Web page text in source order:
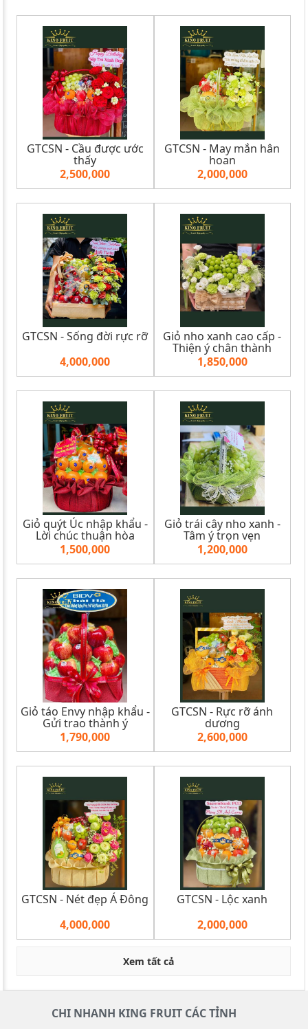
GTCSN - Cầu được ước
thấy
2,500,000
GTCSN - May mắn hân
hoan
2,000,000
GTCSN - Sống đời rực rỡ
4,000,000
Giỏ nho xanh cao cấp -
Thiện ý chân thành
1,850,000
Giỏ quýt Úc nhập khẩu -
Lời chúc thuận hòa
1,500,000
Giỏ trái cây nho xanh -
Tâm ý trọn vẹn
1,200,000
Giỏ táo Envy nhập khẩu -
Gửi trao thành ý
1,790,000
GTCSN - Rực rỡ ánh
dương
2,600,000
GTCSN - Nét đẹp Á Đông
4,000,000
GTCSN - Lộc xanh
2,000,000
Xem tất cả
CHI NHANH KING FRUIT CÁC TỈNH